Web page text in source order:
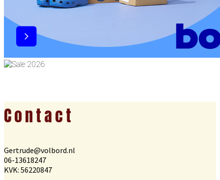
Footer
Contact
Gertrude@volbord.nl
06-13618247
KVK: 56220847